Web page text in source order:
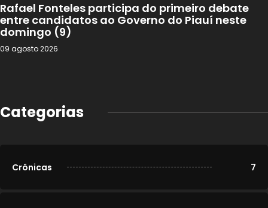
Rafael Fonteles participa do primeiro debate
entre candidatos ao Governo do Piauí neste
domingo (9)
09 agosto 2026
Categorias
Crônicas 7